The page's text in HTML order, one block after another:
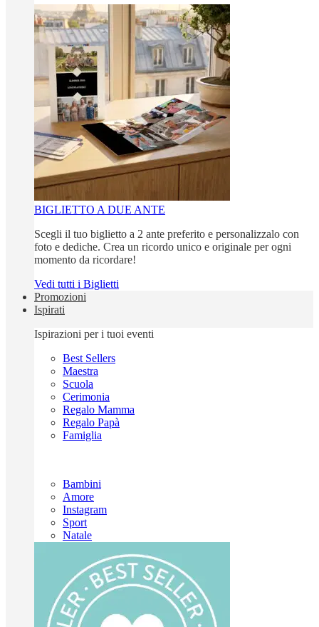
BIGLIETTO A DUE ANTE
Scegli il tuo biglietto a 2 ante preferito e personalizzalo con
foto e dediche. Crea un ricordo unico e originale per ogni
momento da ricordare!
Vedi tutti i Biglietti
Promozioni
Ispirati
Ispirazioni per i tuoi eventi
Best Sellers
Maestra
Scuola
Cerimonia
Regalo Mamma
Regalo Papà
Famiglia
Bambini
Amore
Instagram
Sport
Natale